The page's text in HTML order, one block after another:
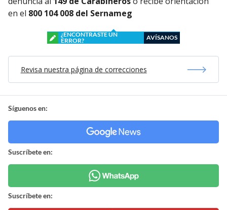
en el 800 104 008 del Sernameg
¿ENCONTRASTE UN
ERROR?
AVÍSANOS
Revisa nuestra página de correcciones
Síguenos en:
Suscríbete en:
Suscríbete en: